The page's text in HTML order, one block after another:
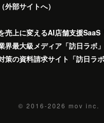
外部サイトへ）
売上に変えるAI店舗支援SaaS
界最大級メディア「訪日ラボ」
策の資料請求サイト「訪日ラ
© 2016-2026 mov inc.